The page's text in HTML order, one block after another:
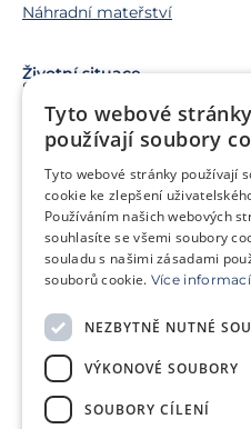
Náhradní mateřství
Životní situace
Snažíme se o miminko
Chci miminko v budoucnu
Jsem v onkologické léčbě
Chci pomoct jiným párům
Klientská zóna
Slovníček pojmů
Často kladené dotazy
Ke stažení
Ceník
Tyto webové stránky
používají soubory
Tyto webové stránky používají
cookie ke zlepšení
Používáním našich webových
souhlasíte se všemi soubory
souladu s našimi zásadami
souborů cookie. Více
NEZBYTNĚ NUTNÉ
VÝKONOVÉ SOUBORY
SOUBORY CÍLENÍ